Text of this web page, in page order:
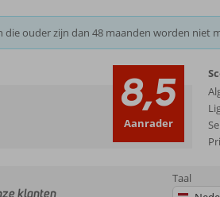
die ouder zijn dan 48 maanden worden niet
8,5
Aanrader
klanten
Taal